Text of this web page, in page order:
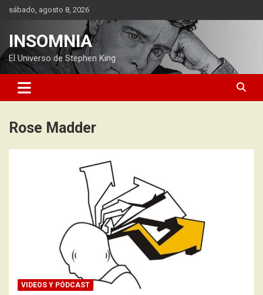
Saltarsábado, agosto 8, 2026
INSOMNIA
El Universo de Stephen King
Rose Madder
VIDEOS Y PÓDCAST